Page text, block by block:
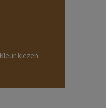
Kleur kiezen